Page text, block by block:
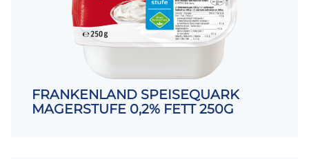
FRANKENLAND SPEISEQUARK
MAGERSTUFE 0,2% FETT 250G